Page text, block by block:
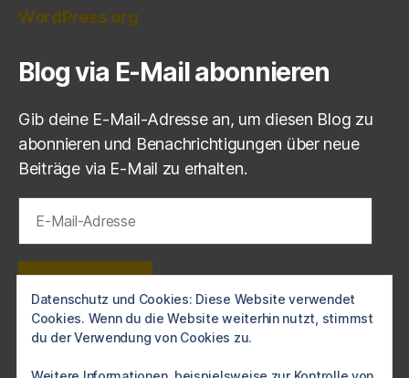
WordPress.org
Blog via E-Mail abonnieren
Gib deine E-Mail-Adresse an, um diesen Blog zu
abonnieren und Benachrichtigungen über neue
Beiträge via E-Mail zu erhalten.
Mail-
Schließe dich 1 anderen Abonnenten an
Datenschutz und Cookies: Diese Website verwendet
Cookies. Wenn du die Website weiterhin nutzt, stimmst
du der Verwendung von Cookies zu.